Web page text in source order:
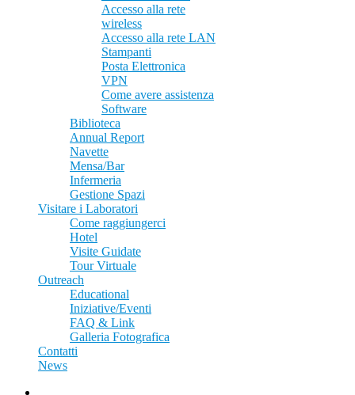
Accesso alla rete
wireless
Accesso alla rete LAN
Stampanti
Posta Elettronica
VPN
Come avere assistenza
Software
Biblioteca
Annual Report
Navette
Mensa/Bar
Infermeria
Gestione Spazi
Visitare i Laboratori
Come raggiungerci
Hotel
Visite Guidate
Tour Virtuale
Outreach
Educational
Iniziative/Eventi
FAQ & Link
Galleria Fotografica
Contatti
News